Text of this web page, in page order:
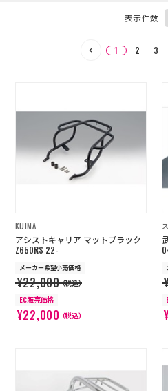
コーポレートサイト
利用規約
プライバシーポリシー
カスタマーハラスメントに対する方
表示件数
1 2 3
KIJIMA
アシストキャリア マットブラック
Z650RS 22-
メーカー希望小売価格
¥22,000（税込）
EC販売価格
¥22,000（税込）